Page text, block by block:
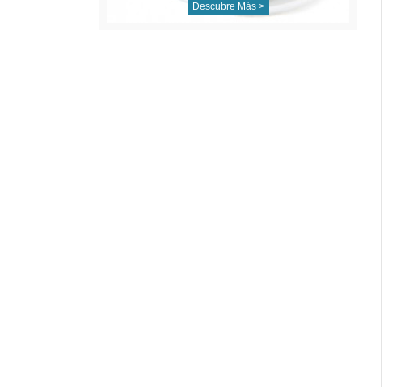
Descubre Más >